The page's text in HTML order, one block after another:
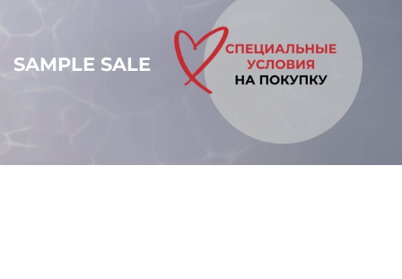
SAMPLE SALE